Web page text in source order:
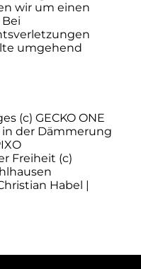
wir um einen
umgehend
(c) GECKO ONE
der Dämmerung
Freiheit (c)
Habel |